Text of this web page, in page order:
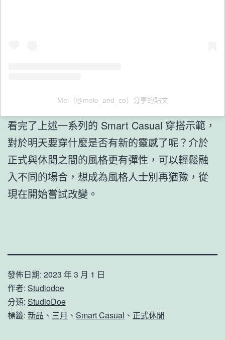
Mel（@melo_and_co）分享的貼文
看完了上述一系列的 Smart Casual 穿搭示範，
對於明天要穿什麼是否有新的靈感了呢？介於
正式與休閒之間的風格更有彈性，可以輕鬆融
入不同的場合，想成為風格人士別再猶豫，從
現在開始嘗試改變。
發佈日期: 2023 年 3 月 1 日
作者: Studiodoe
分類: StudioDoe
標籤: 新品 、 三月 、 Smart Casual 、 正式休閒